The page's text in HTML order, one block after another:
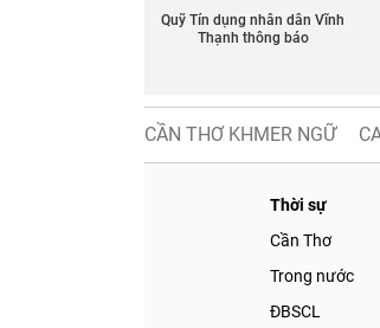
Quỹ Tín dụng nhân dân Vĩnh
Thạnh thông báo
CẦN THƠ KHMER NGỮ
Thời sự
Cần Thơ
Trong nước
ĐBSCL